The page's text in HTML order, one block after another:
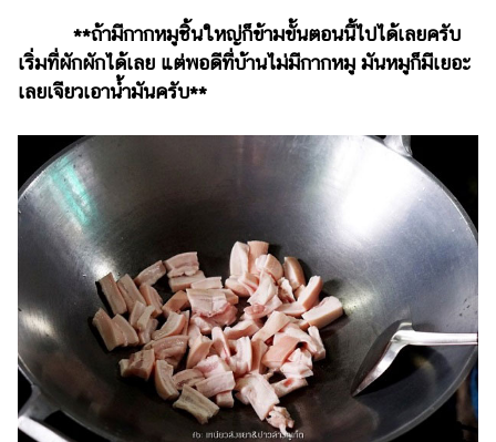
**ถ้ามีกากหมูชิ้นใหญ่ก็ข้ามขั้นตอนนี้ไปได้เลยครับ
เริ่มที่ผักผักได้เลย แต่พอดีที่บ้านไม่มีกากหมู มันหมูก็มีเยอะ
เลยเจียวเอาน้ำมันครับ**